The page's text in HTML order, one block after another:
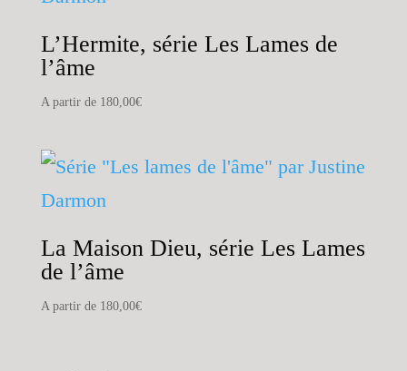
L’Hermite, série Les Lames de
l’âme
A partir de 180,00€
La Maison Dieu, série Les Lames
de l’âme
A partir de 180,00€